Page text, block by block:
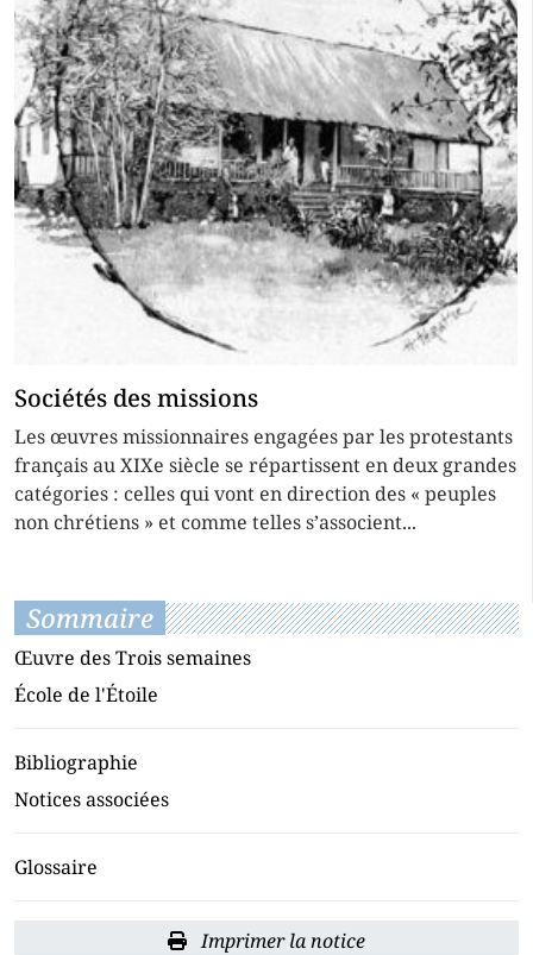
Sociétés des missions
Les œuvres missionnaires engagées par les protestants
français au XIXe siècle se répartissent en deux grandes
catégories : celles qui vont en direction des « peuples
non chrétiens » et comme telles s’associent...
Sommaire
Œuvre des Trois semaines
École de l'Étoile
Bibliographie
Notices associées
Glossaire
Imprimer la notice